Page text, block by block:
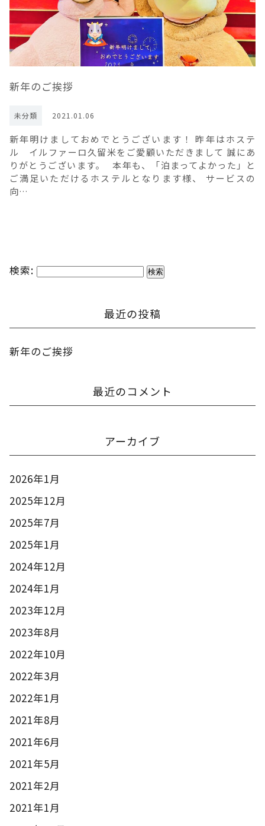
新年のご挨拶
未分類 2021.01.06
新年明けましておめでとうございます！ 昨年はホステ
ル イルファーロ久留米をご愛顧いただきまして 誠にあ
りがとうございます。 本年も、「泊まってよかった」と
ご満足いただけるホステルとなります様、 サービスの
向…
検索:
最近の投稿
新年のご挨拶
最近のコメント
アーカイブ
2026年1月
2025年12月
2025年7月
2025年1月
2024年12月
2024年1月
2023年12月
2023年8月
2022年10月
2022年3月
2022年1月
2021年8月
2021年6月
2021年5月
2021年2月
2021年1月